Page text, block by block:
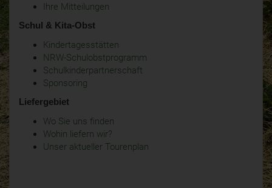
Ihre Mitteilungen
Schul & Kita-Obst
Kindertagesstätten
NRW-Schulobstprogramm
Schulkinderpartnerschaft
Sponsoring
Liefergebiet
Wo Sie uns finden
Wohin liefern wir?
Unser aktueller Tourenplan